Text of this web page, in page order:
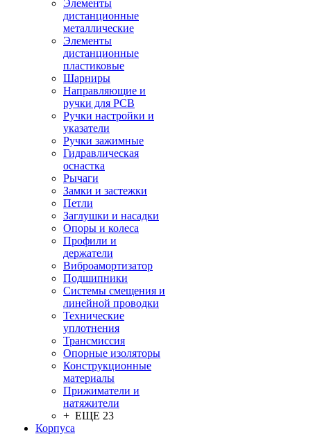
Элементы
дистанционные
металлические
Элементы
дистанционные
пластиковые
Шарниры
Направляющие и
ручки для PCB
Ручки настройки и
указатели
Ручки зажимные
Гидравлическая
оснастка
Рычаги
Замки и застежки
Петли
Заглушки и насадки
Опоры и колеса
Профили и
держатели
Виброамортизатор
Подшипники
Системы смещения и
линейной проводки
Технические
уплотнения
Трансмиссия
Опорные изоляторы
Конструкционные
материалы
Прижиматели и
натяжители
+ ЕЩЕ 23
Корпуса